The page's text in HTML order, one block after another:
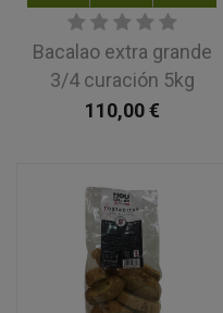
Bacalao extra grande
3/4 curación 5kg
110,00€